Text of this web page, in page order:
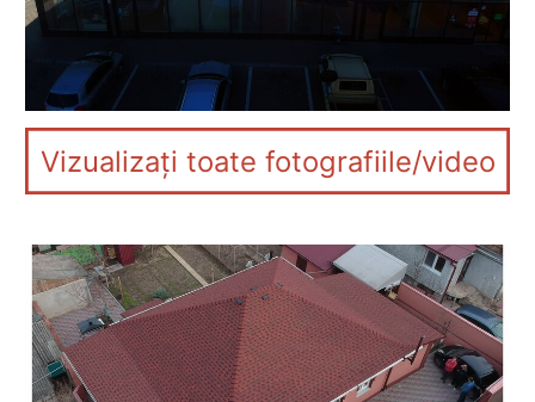
Vizualizați toate fotografiile/video